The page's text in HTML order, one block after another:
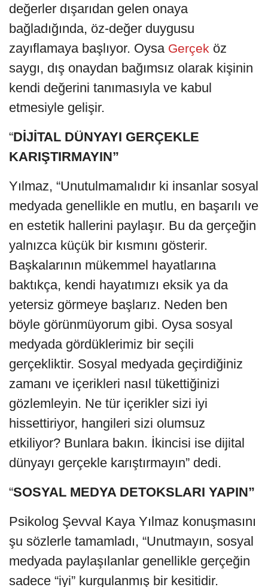
değerler dışarıdan gelen onaya
bağladığında, öz-değer duygusu
zayıflamaya başlıyor. Oysa Gerçek öz
saygı, dış onaydan bağımsız olarak kişinin
kendi değerini tanımasıyla ve kabul
etmesiyle gelişir.
“DİJİTAL DÜNYAYI GERÇEKLE
KARIŞTIRMAYIN”
Yılmaz, “Unutulmamalıdır ki insanlar sosyal
medyada genellikle en mutlu, en başarılı ve
en estetik hallerini paylaşır. Bu da gerçeğin
yalnızca küçük bir kısmını gösterir.
Başkalarının mükemmel hayatlarına
baktıkça, kendi hayatımızı eksik ya da
yetersiz görmeye başlarız. Neden ben
böyle görünmüyorum gibi. Oysa sosyal
medyada gördüklerimiz bir seçili
gerçekliktir. Sosyal medyada geçirdiğiniz
zamanı ve içerikleri nasıl tükettiğinizi
gözlemleyin. Ne tür içerikler sizi iyi
hissettiriyor, hangileri sizi olumsuz
etkiliyor? Bunlara bakın. İkincisi ise dijital
dünyayı gerçekle karıştırmayın” dedi.
“SOSYAL MEDYA DETOKSLARI YAPIN”
Psikolog Şevval Kaya Yılmaz konuşmasını
şu sözlerle tamamladı, “Unutmayın, sosyal
medyada paylaşılanlar genellikle gerçeğin
sadece “iyi” kurgulanmış bir kesitidir.